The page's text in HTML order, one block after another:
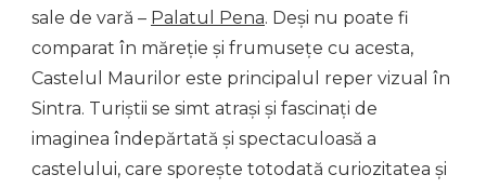
sale de vară – Palatul Pena. Deși nu poate fi
comparat în măreție și frumusețe cu acesta,
Castelul Maurilor este principalul reper vizual în
Sintra. Turiștii se simt atrași și fascinați de
imaginea îndepărtată și spectaculoasă a
castelului, care sporește totodată curiozitatea și